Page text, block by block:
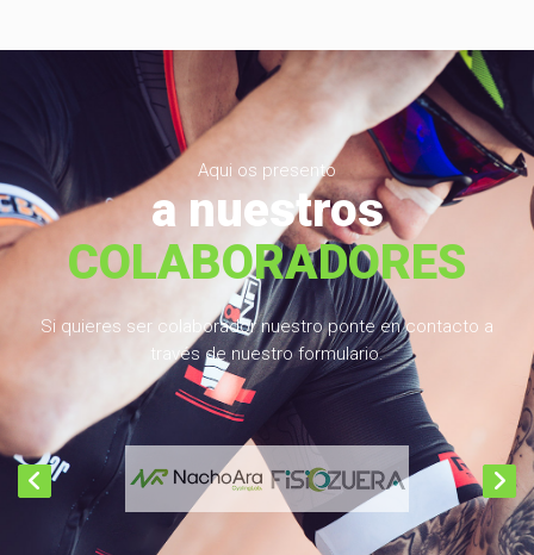
Aqui os presento
a nuestros
COLABORADORES
Si quieres ser colaborador nuestro ponte en contacto a
través de nuestro formulario.